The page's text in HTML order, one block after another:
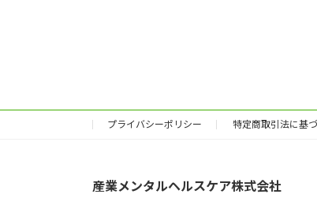
プライバシーポリシー 特定商取引法に基
産業メンタルヘルスケア株式会社